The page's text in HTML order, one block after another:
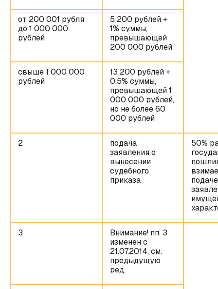
от 200 001 рубля
до 1 000 000
рублей
5 200 рублей +
1% суммы,
превышающей
200 000 рублей
свыше 1 000 000
рублей
13 200 рублей +
0,5% суммы,
превышающей 1
000 000 рублей,
но не более 60
000 рублей
2
подача
заявления о
вынесении
судебного
приказа
50%
3
Внимание! пп. 3
изменен с
21.07.2014, см.
предыдущую
ред.